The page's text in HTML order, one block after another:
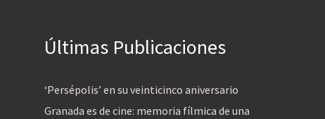
Últimas Publicaciones
‘Persépolis’ en su veinticinco aniversario
Granada es de cine: memoria fílmica de una